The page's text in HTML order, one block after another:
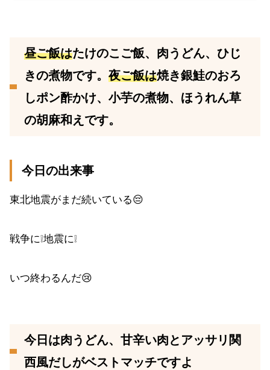
昼ご飯はたけのこご飯、肉うどん、ひじ
きの煮物です。 夜ご飯は焼き銀鮭のおろ
しポン酢かけ、小芋の煮物、ほうれん草
の胡麻和えです。
今日の出来事
東北地震がまだ続いている😔
戦争に❕地震に❕
いつ終わるんだ😢
今日は肉うどん、甘辛い肉とアッサリ関
西風だしがベストマッチですよ